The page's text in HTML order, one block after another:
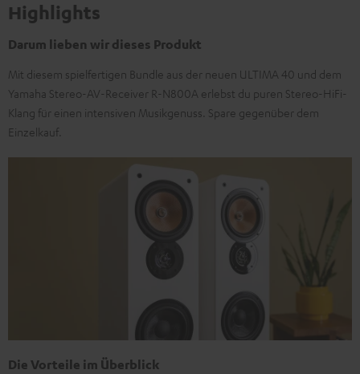
Highlights
Darum lieben wir dieses Produkt
Mit diesem spielfertigen Bundle aus der neuen ULTIMA 40 und dem
Yamaha Stereo-AV-Receiver R-N800A erlebst du puren Stereo-HiFi-
Klang für einen intensiven Musikgenuss. Spare gegenüber dem
Einzelkauf.
Die Vorteile im Überblick